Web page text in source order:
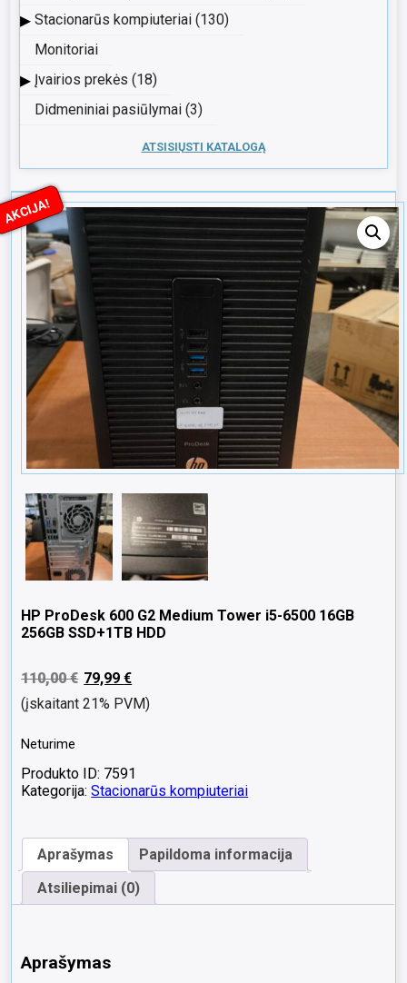
▸ Stacionarūs kompiuteriai (130)
Monitoriai
▸ Įvairios prekės (18)
Didmeniniai pasiūlymai (3)
ATSISIŲSTI KATALOGĄ
AKCIJA!
HP ProDesk 600 G2 Medium Tower i5-6500 16GB
256GB SSD+1TB HDD
110,00€ 79,99€
(įskaitant 21% PVM)
Neturime
Produkto ID: 7591
Kategorija:Stacionarūs kompiuteriai
Aprašymas
Papildoma informacija
Atsiliepimai (0)
Aprašymas